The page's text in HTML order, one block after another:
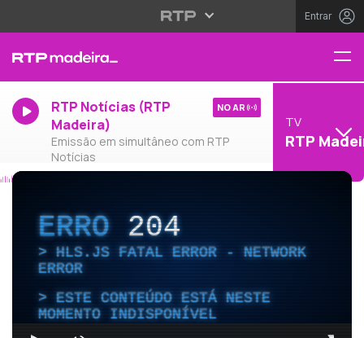
Entrar
RTP Notícias (RTP
Madeira)
Emissão em simultâneo com RTP
Notícias
NO AR
TV
RTP
ERRO204
HLS.JS FATAL ERROR - NETWORK
ERROR
ESTE CONTEÚDO ESTÁ NESTE
MOMENTO INDISPONÍVEL